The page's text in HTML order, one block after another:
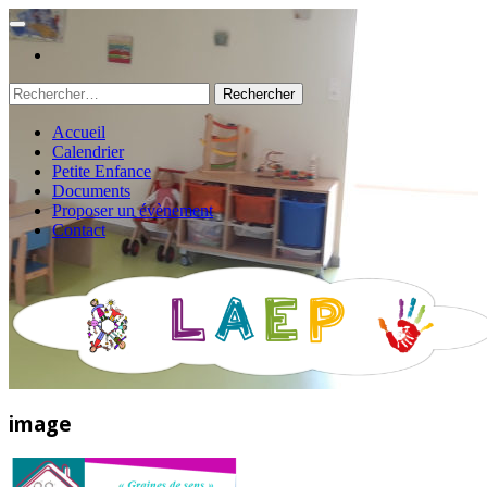
Rechercher :
Accueil
Calendrier
Petite Enfance
Documents
Proposer un évènement
Contact
image